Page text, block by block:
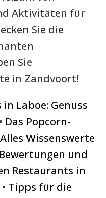
Aktivitäten für
Sie die
Sie
in Zandvoort!
Laboe: Genuss
• Das Popcorn-
Alles Wissenswerte
und
Restaurants in
• Tipps für die